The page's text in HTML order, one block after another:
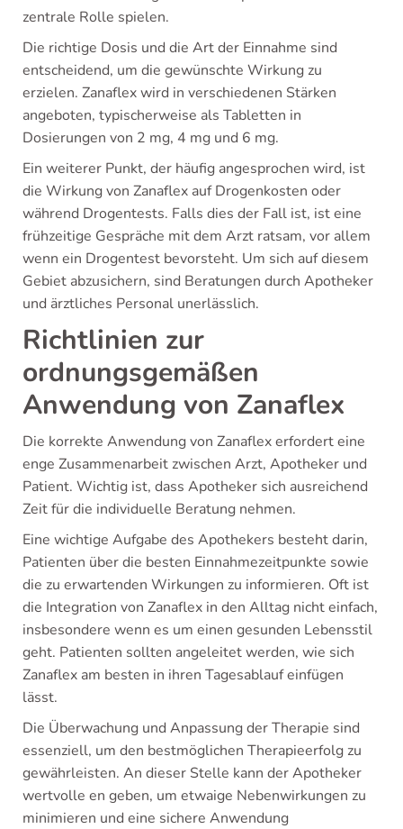
zentrale Rolle spielen.
Die richtige Dosis und die Art der Einnahme sind
entscheidend, um die gewünschte Wirkung zu
erzielen. Zanaflex wird in verschiedenen Stärken
angeboten, typischerweise als Tabletten in
Dosierungen von 2 mg, 4 mg und 6 mg.
Ein weiterer Punkt, der häufig angesprochen wird, ist
die Wirkung von Zanaflex auf Drogenkosten oder
während Drogentests. Falls dies der Fall ist, ist eine
frühzeitige Gespräche mit dem Arzt ratsam, vor allem
wenn ein Drogentest bevorsteht. Um sich auf diesem
Gebiet abzusichern, sind Beratungen durch Apotheker
und ärztliches Personal unerlässlich.
Richtlinien zur
ordnungsgemäßen
Anwendung von Zanaflex
Die korrekte Anwendung von Zanaflex erfordert eine
enge Zusammenarbeit zwischen Arzt, Apotheker und
Patient. Wichtig ist, dass Apotheker sich ausreichend
Zeit für die individuelle Beratung nehmen.
Eine wichtige Aufgabe des Apothekers besteht darin,
Patienten über die besten Einnahmezeitpunkte sowie
die zu erwartenden Wirkungen zu informieren. Oft ist
die Integration von Zanaflex in den Alltag nicht einfach,
insbesondere wenn es um einen gesunden Lebensstil
geht. Patienten sollten angeleitet werden, wie sich
Zanaflex am besten in ihren Tagesablauf einfügen
lässt.
Die Überwachung und Anpassung der Therapie sind
essenziell, um den bestmöglichen Therapieerfolg zu
gewährleisten. An dieser Stelle kann der Apotheker
wertvolle en geben, um etwaige Nebenwirkungen zu
minimieren und eine sichere Anwendung